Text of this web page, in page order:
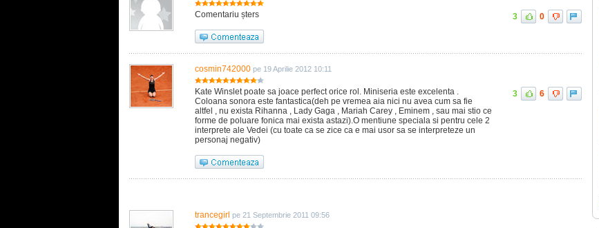
Comentariu șters 3 0
cosmin742000 pe 19 Aprilie 2012 10:11
Kate Winslet poate sa joace perfect orice rol. Miniseria este excelenta .
Coloana sonora este fantastica(deh pe vremea aia nici nu avea cum sa fie
altfel , nu exista Rihanna , Lady Gaga , Mariah Carey , Eminem , sau mai stio ce
forme de poluare fonica mai exista astazi).O mentiune speciala si pentru cele 2
interprete ale Vedei (cu toate ca se zice ca e mai usor sa se interpreteze un
personaj negativ)
3 6
trancegirl pe 21 Septembrie 2011 09:56